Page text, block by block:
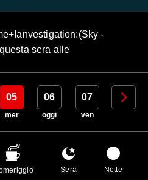
-
sera alle
05
mer
06
oggi
07
ven
08
Sera Notte